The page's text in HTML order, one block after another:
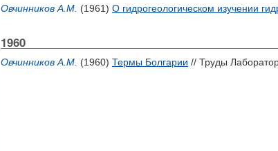
Овчинников А.М. (1961) О гидрогеологическом изучении
1960
Овчинников А.М. (1960) Термы Болгарии // Труды